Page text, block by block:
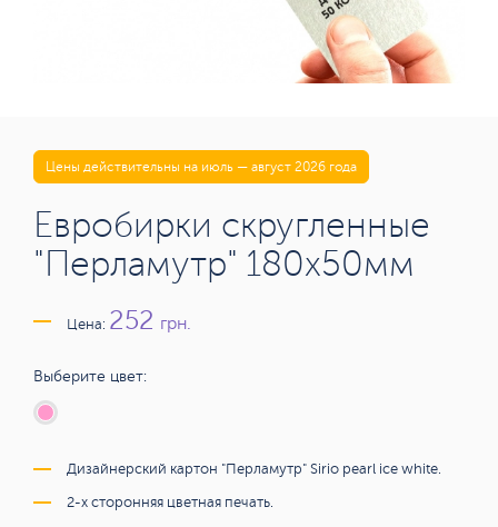
Цены действительны на июль — август 2026 года
Евробирки скругленные
"Перламутр" 180x50мм
Цена: 252 грн.
Выберите цвет:
Дизайнерский картон "Перламутр" Sirio pearl ice white.
2-х сторонняя цветная печать.